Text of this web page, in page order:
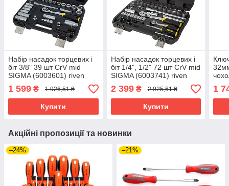
Набір насадок торцевих і
біт 3/8" 39 шт CrV mid
SIGMA (6003601) riven
1 599 ₴ 1 926,51 ₴
Купити
Набір насадок торцевих і
біт 1/4", 1/2" 72 шт CrV mid
SIGMA (6003741) riven
2 399₴ 2 925,61 ₴
Купити
riven
1
Акційні пропозиції та новинки
–24% –21%